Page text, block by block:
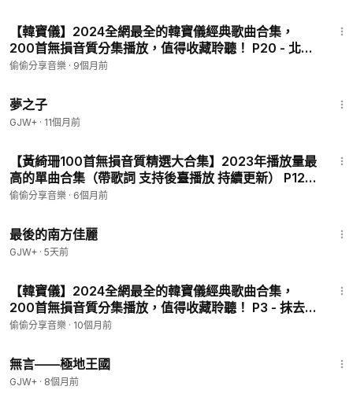
【韓寶儀】2024全網最全的韓寶儀經典歌曲合集，
200首無損音質分集播放，值得收藏聆聽！ P20 - 北國
之春
偷偷分享音樂 · 9個月前
夢之子
GJW+ · 11個月前
【黃綺珊100首無損音質精選大合集】2023年播放量最
高的單曲合集（帶歌詞 支持後臺播放 持續更新） P120
- 一瞬間
偷偷分享音樂 · 6個月前
最後的南方佳麗
GJW+ · 5天前
【韓寶儀】2024全網最全的韓寶儀經典歌曲合集，
200首無損音質分集播放，值得收藏聆聽！ P3 - 抹去淚
水
偷偷分享音樂 · 10個月前
無言——極地王國
GJW+ · 8個月前